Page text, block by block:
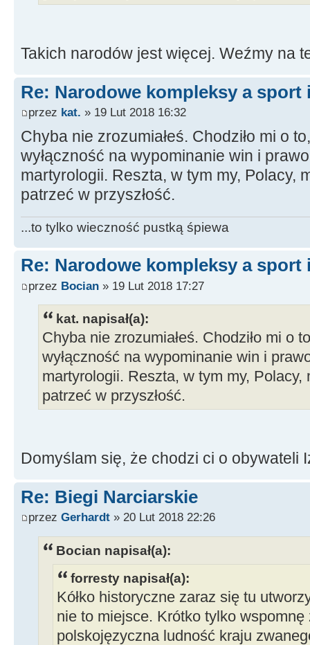
Takich narodów jest więcej. Weźmy na
Re: Narodowe kompleksy a sport
przez kat. » 19 Lut 2018 16:32
Chyba nie zrozumiałeś. Chodziło mi o
wyłączność na wypominanie win i
martyrologii. Reszta, w tym my, Polacy,
patrzeć w przyszłość.
...to tylko wieczność pustką śpiewa
Re: Narodowe kompleksy a sport
przez Bocian » 19 Lut 2018 17:27
kat. napisał(a):
Chyba nie zrozumiałeś. Chodziło mi o
wyłączność na wypominanie win i
martyrologii. Reszta, w tym my,
patrzeć w przyszłość.
Domyślam się, że chodzi ci o obywateli
Re: Biegi Narciarskie
przez Gerhardt » 20 Lut 2018 22:26
Bocian napisał(a):
forresty napisał(a):
Kółko historyczne zaraz się tu
nie to miejsce. Krótko tylko wspomnę
polskojęzyczna ludność kraju